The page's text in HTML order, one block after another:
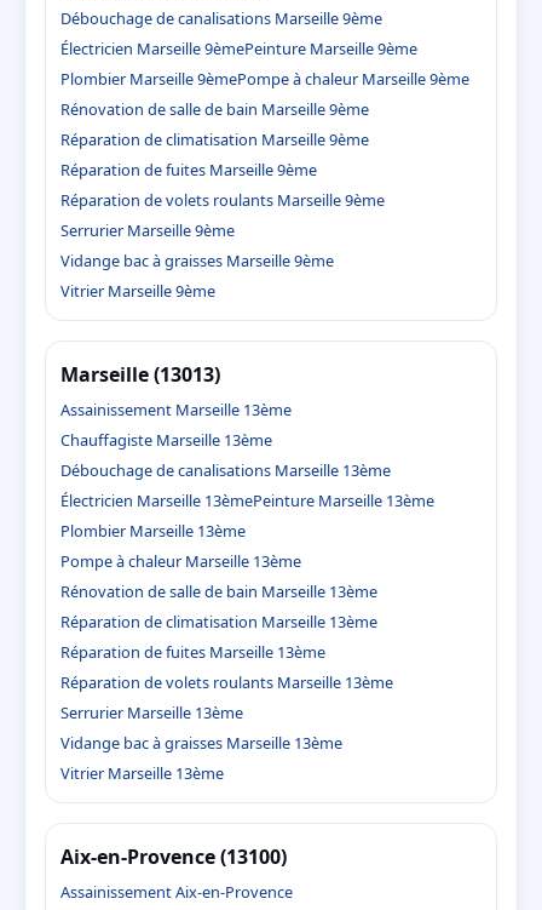
Débouchage de canalisations Marseille 9ème
Électricien Marseille 9èmePeinture Marseille 9ème
Plombier Marseille 9èmePompe à chaleur Marseille 9ème
Rénovation de salle de bain Marseille 9ème
Réparation de climatisation Marseille 9ème
Réparation de fuites Marseille 9ème
Réparation de volets roulants Marseille 9ème
Serrurier Marseille 9ème
Vidange bac à graisses Marseille 9ème
Vitrier Marseille 9ème
Marseille (13013)
Assainissement Marseille 13ème
Chauffagiste Marseille 13ème
Débouchage de canalisations Marseille 13ème
Électricien Marseille 13èmePeinture Marseille 13ème
Plombier Marseille 13ème
Pompe à chaleur Marseille 13ème
Rénovation de salle de bain Marseille 13ème
Réparation de climatisation Marseille 13ème
Réparation de fuites Marseille 13ème
Réparation de volets roulants Marseille 13ème
Serrurier Marseille 13ème
Vidange bac à graisses Marseille 13ème
Vitrier Marseille 13ème
Aix-en-Provence (13100)
Assainissement Aix-en-Provence